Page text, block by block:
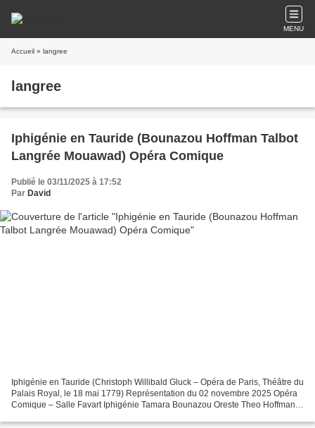
MENU
Accueil » langree
langree
Iphigénie en Tauride (Bounazou Hoffman Talbot
Langrée Mouawad) Opéra Comique
Publié le 03/11/2025 à 17:52
Par David
Iphigénie en Tauride (Christoph Willibald Gluck – Opéra de Paris, Théâtre du
Palais Royal, le 18 mai 1779) Représentation du 02 novembre 2025 Opéra
Comique – Salle Favart Iphigénie Tamara Bounazou Oreste Theo Hoffman